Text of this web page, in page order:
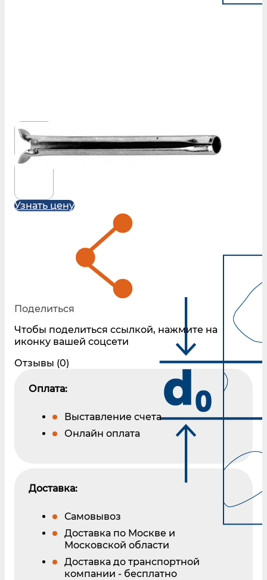
Узнать цену
Поделиться
Чтобы поделиться ссылкой, нажмите на
иконку вашей соцсети
Отзывы (0)
Оплата:
Выставление счета
Онлайн оплата
Доставка:
Самовывоз
Доставка по Москве и
Московской области
Доставка до транспортной
компании - бесплатно